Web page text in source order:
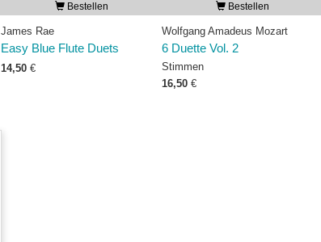
Bestellen
James Rae
Easy Blue Flute Duets
14,50 €
Bestellen
Wolfgang Amadeus Mozart
6 Duette Vol. 2
Stimmen
16,50 €